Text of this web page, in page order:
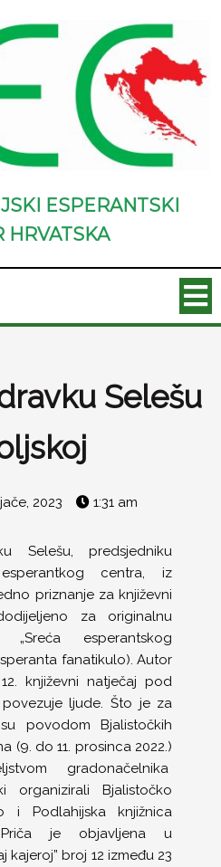
ESPERANTSKI
HRVATSKA
Selešu
2023 1:31 am
Selešu, predsjedniku
esperantkog centra, iz
priznanje za književni
za originalnu
„Sreća esperantskog
fanatikulo). Autor
književni natječaj pod
povezuje ljude. Što je za
povodom Bjalistočkih
(9. do 11. prosinca 2022.)
gradonačelnika
organizirali Bjalistočko
i Podlahijska knjižnica
Priča je objavljena u
kajeroj” broj 12 između 23